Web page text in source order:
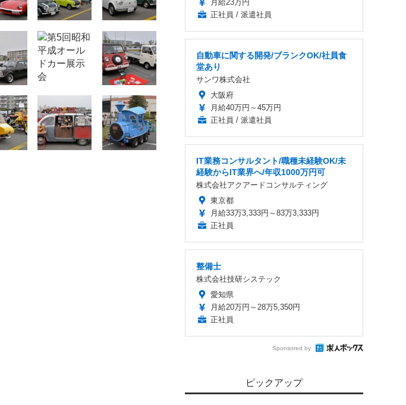
月給23万円
正社員 / 派遣社員
自動車に関する開発/ブランクOK/社員食
堂あり
サンワ株式会社
大阪府
月給40万円～45万円
正社員 / 派遣社員
IT業務コンサルタント/職種未経験OK/未
経験からIT業界へ/年収1000万円可
株式会社アクアードコンサルティング
東京都
月給33万3,333円～83万3,333円
正社員
整備士
株式会社技研システック
愛知県
月給20万円～28万5,350円
正社員
Sponsored by
ピックアップ